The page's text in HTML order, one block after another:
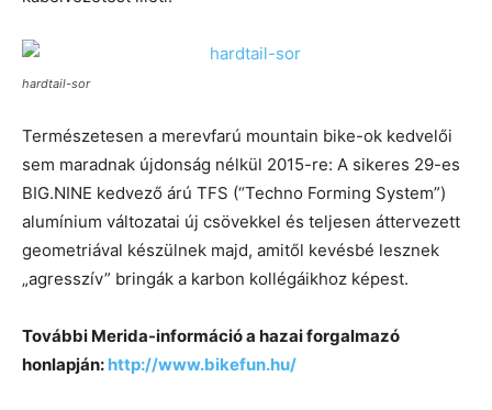
hardtail-sor
Természetesen a merevfarú mountain bike-ok kedvelői
sem maradnak újdonság nélkül 2015-re: A sikeres 29-es
BIG.NINE kedvező árú TFS (“Techno Forming System”)
alumínium változatai új csövekkel és teljesen áttervezett
geometriával készülnek majd, amitől kevésbé lesznek
„agresszív” bringák a karbon kollégáikhoz képest.
További Merida-információ a hazai forgalmazó
honlapján: http://www.bikefun.hu/